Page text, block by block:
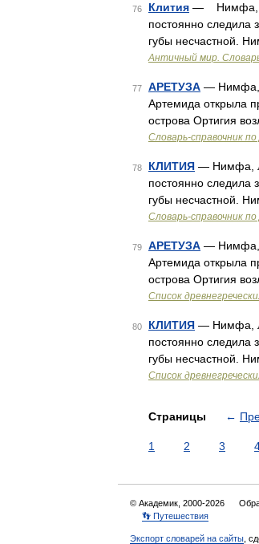
76 Клития — Нимфа,
постоянно следила
губы несчастной.
Античный мир.
77 АРЕТУЗА — Нимфа,
Артемида открыла
острова Ортигия
Cловарь-справочник
78 КЛИТИЯ — Нимфа,
постоянно следила
губы несчастной.
Cловарь-справочник
79 АРЕТУЗА — Нимфа,
Артемида открыла
острова Ортигия
Список
80 КЛИТИЯ — Нимфа,
постоянно следила
губы несчастной.
Список
Страницы ←
1 2 3
© Академик, 2000-2026
👣 Путешествия
Экспорт словарей на сайты ,